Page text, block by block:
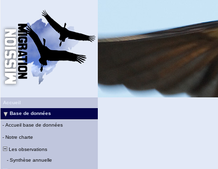
Accueil
Base de données
- Accueil base de données
- Notre charte
Les observations
- Synthèse annuelle